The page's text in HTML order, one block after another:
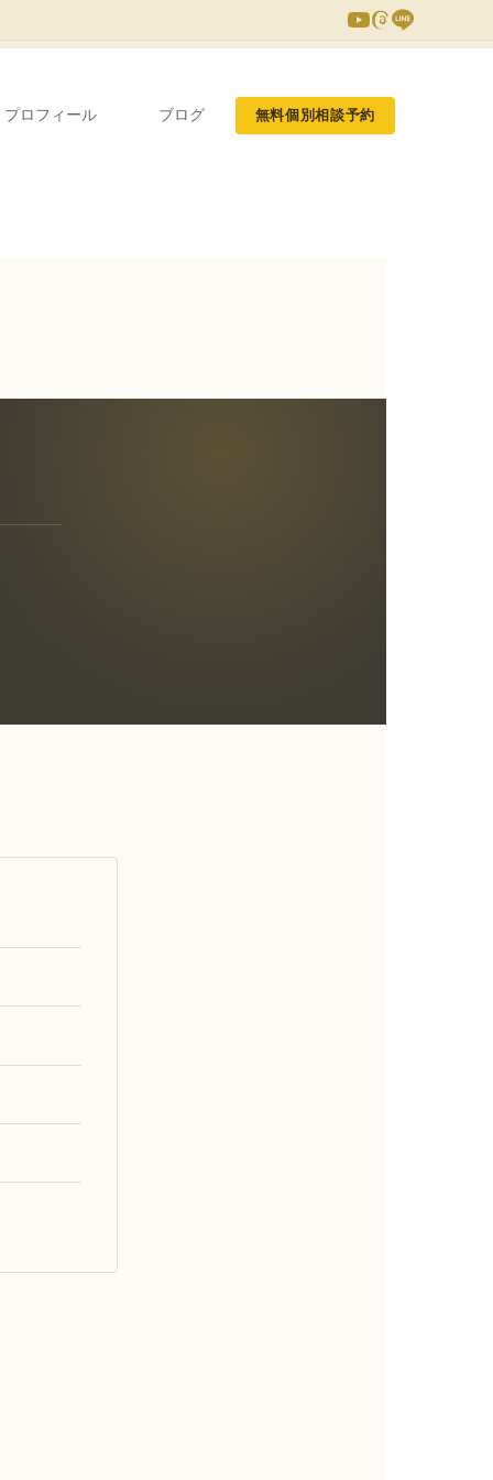
プロフィール ブログ 無料個別相談予約